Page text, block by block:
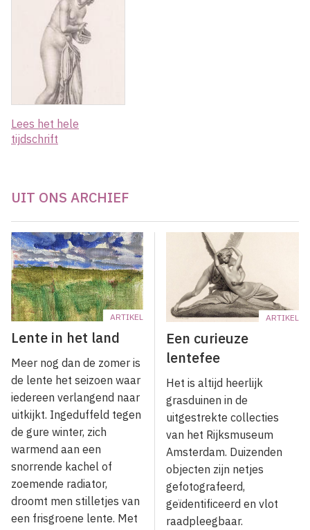
Lees het hele
tijdschrift
UIT ONS ARCHIEF
ARTIKEL
Lente in het land
Meer nog dan de zomer is
de lente het seizoen waar
iedereen verlangend naar
uitkijkt. Ingeduffeld tegen
de gure winter, zich
warmend aan een
snorrende kachel of
zoemende radiator,
droomt men stilletjes van
een frisgroene lente. Met
ARTIKEL
Een curieuze
lentefee
Het is altijd heerlijk
grasduinen in de
uitgestrekte collecties
van het Rijksmuseum
Amsterdam. Duizenden
objecten zijn netjes
gefotografeerd,
geïdentificeerd en vlot
raadpleegbaar.